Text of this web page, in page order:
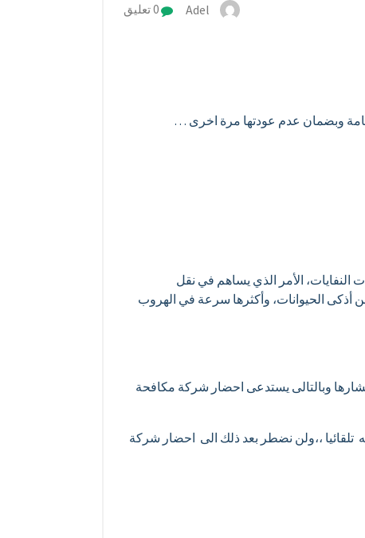
Adel
تامة وبضمان عدم عودتها مرة اخرى …
النفايات، الأمر الذي يساهم في نقل
أذكى الحيوانات، وأكثرها سرعة في الهروب
وبالتالى يستدعى احضار شركة مكافحة
تلقائيا ،،ولن نضطر بعد ذلك الى احضار شركة